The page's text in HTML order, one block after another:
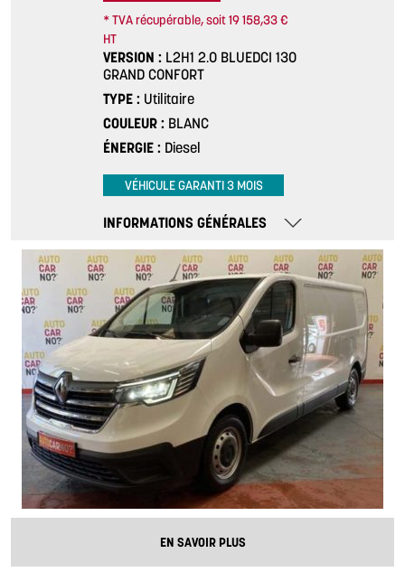
* TVA récupérable, soit 19 158,33 €
HT
VERSION
L2H1 2.0 BLUEDCI 130
GRAND CONFORT
TYPE
Utilitaire
COULEUR
BLANC
ÉNERGIE
Diesel
VÉHICULE GARANTI 3 MOIS
INFORMATIONS GÉNÉRALES
EN SAVOIR PLUS